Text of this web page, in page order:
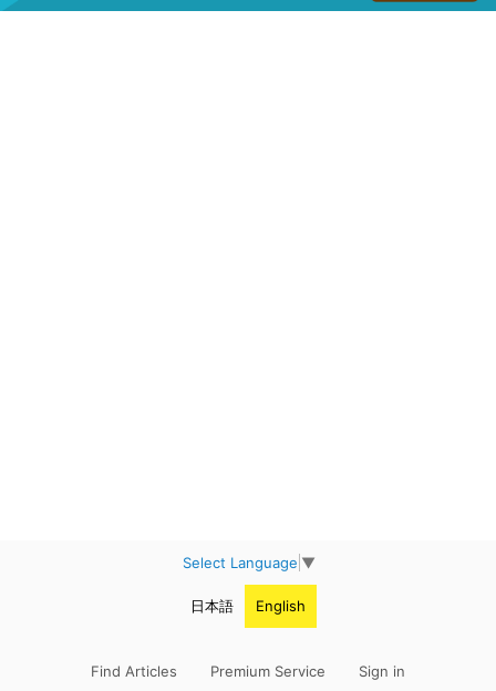
Select Language ▼
日本語 English
Find Articles Premium Service Sign in